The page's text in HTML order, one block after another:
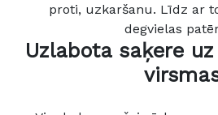
proti, uzkaršanu. Līdz ar
degvielas
Uzlabota saķere